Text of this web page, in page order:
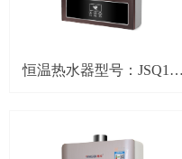
恒温热水器型号：JSQ16-